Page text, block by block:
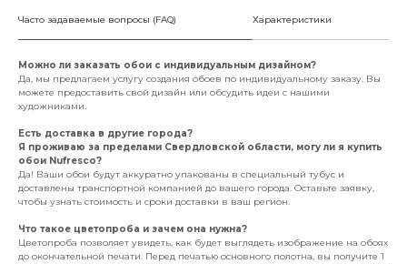
Часто задаваемые вопросы (FAQ) Характеристики
Можно ли заказать обои с индивидуальным дизайном?
Да, мы предлагаем услугу создания обоев по индивидуальному заказу. Вы
можете предоставить свой дизайн или обсудить идеи с нашими
художниками.
Есть доставка в другие города?
Я проживаю за пределами Свердловской области, могу ли я купить
обои Nufresco?
Да! Ваши обои будут аккуратно упакованы в специальный тубус и
доставлены транспортной компанией до вашего города. Оставьте заявку,
чтобы узнать стоимость и сроки доставки в ваш регион.
Что такое цветопроба и зачем она нужна?
Цветопроба позволяет увидеть, как будет выглядеть изображение на обоях
до окончательной печати. Перед печатью основного полотна, вы получите 1